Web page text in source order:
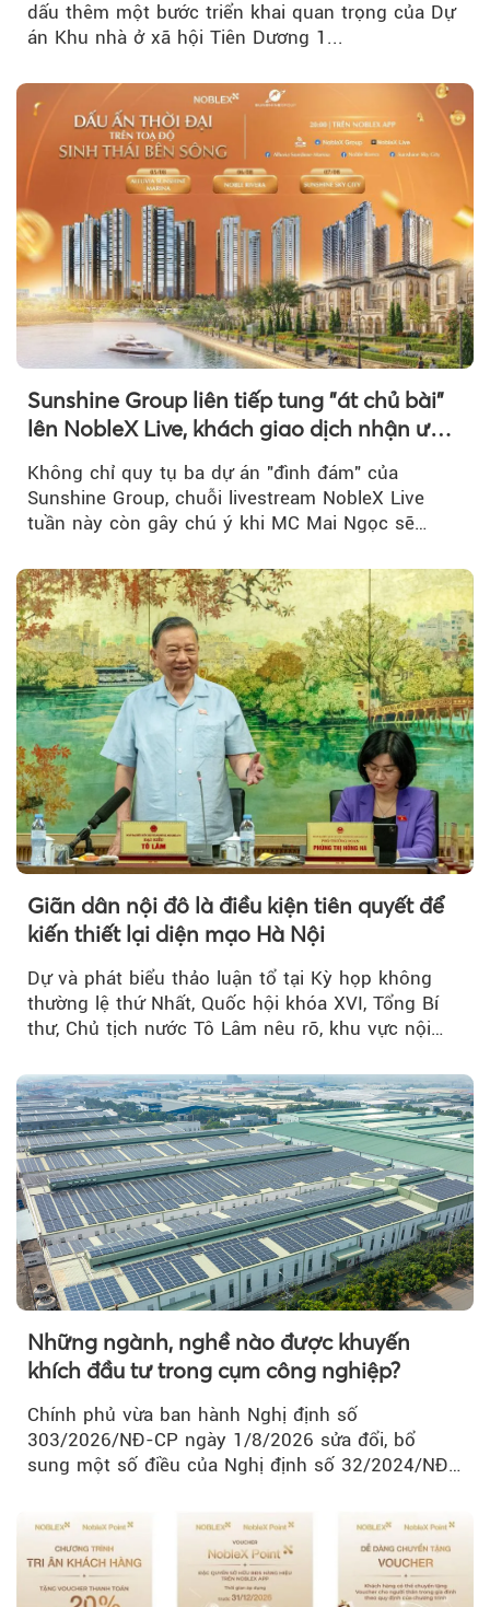
dấu thêm một bước triển khai quan trọng của Dự
án Khu nhà ở xã hội Tiên Dương 1...
Sunshine Group liên tiếp tung "át chủ bài"
lên NobleX Live, khách giao dịch nhận ưu
Không chỉ quy tụ ba dự án "đình đám" của
Sunshine Group, chuỗi livestream NobleX Live
tuần này còn gây chú ý khi MC Mai Ngọc sẽ
Giãn dân nội đô là điều kiện tiên quyết để
kiến thiết lại diện mạo Hà Nội
Dự và phát biểu thảo luận tổ tại Kỳ họp không
thường lệ thứ Nhất, Quốc hội khóa XVI, Tổng Bí
thư, Chủ tịch nước Tô Lâm nêu rõ, khu vực nội
Những ngành, nghề nào được khuyến
khích đầu tư trong cụm công nghiệp?
Chính phủ vừa ban hành Nghị định số
303/2026/NĐ-CP ngày 1/8/2026 sửa đổi, bổ
sung một số điều của Nghị định số 32/2024/NĐ-